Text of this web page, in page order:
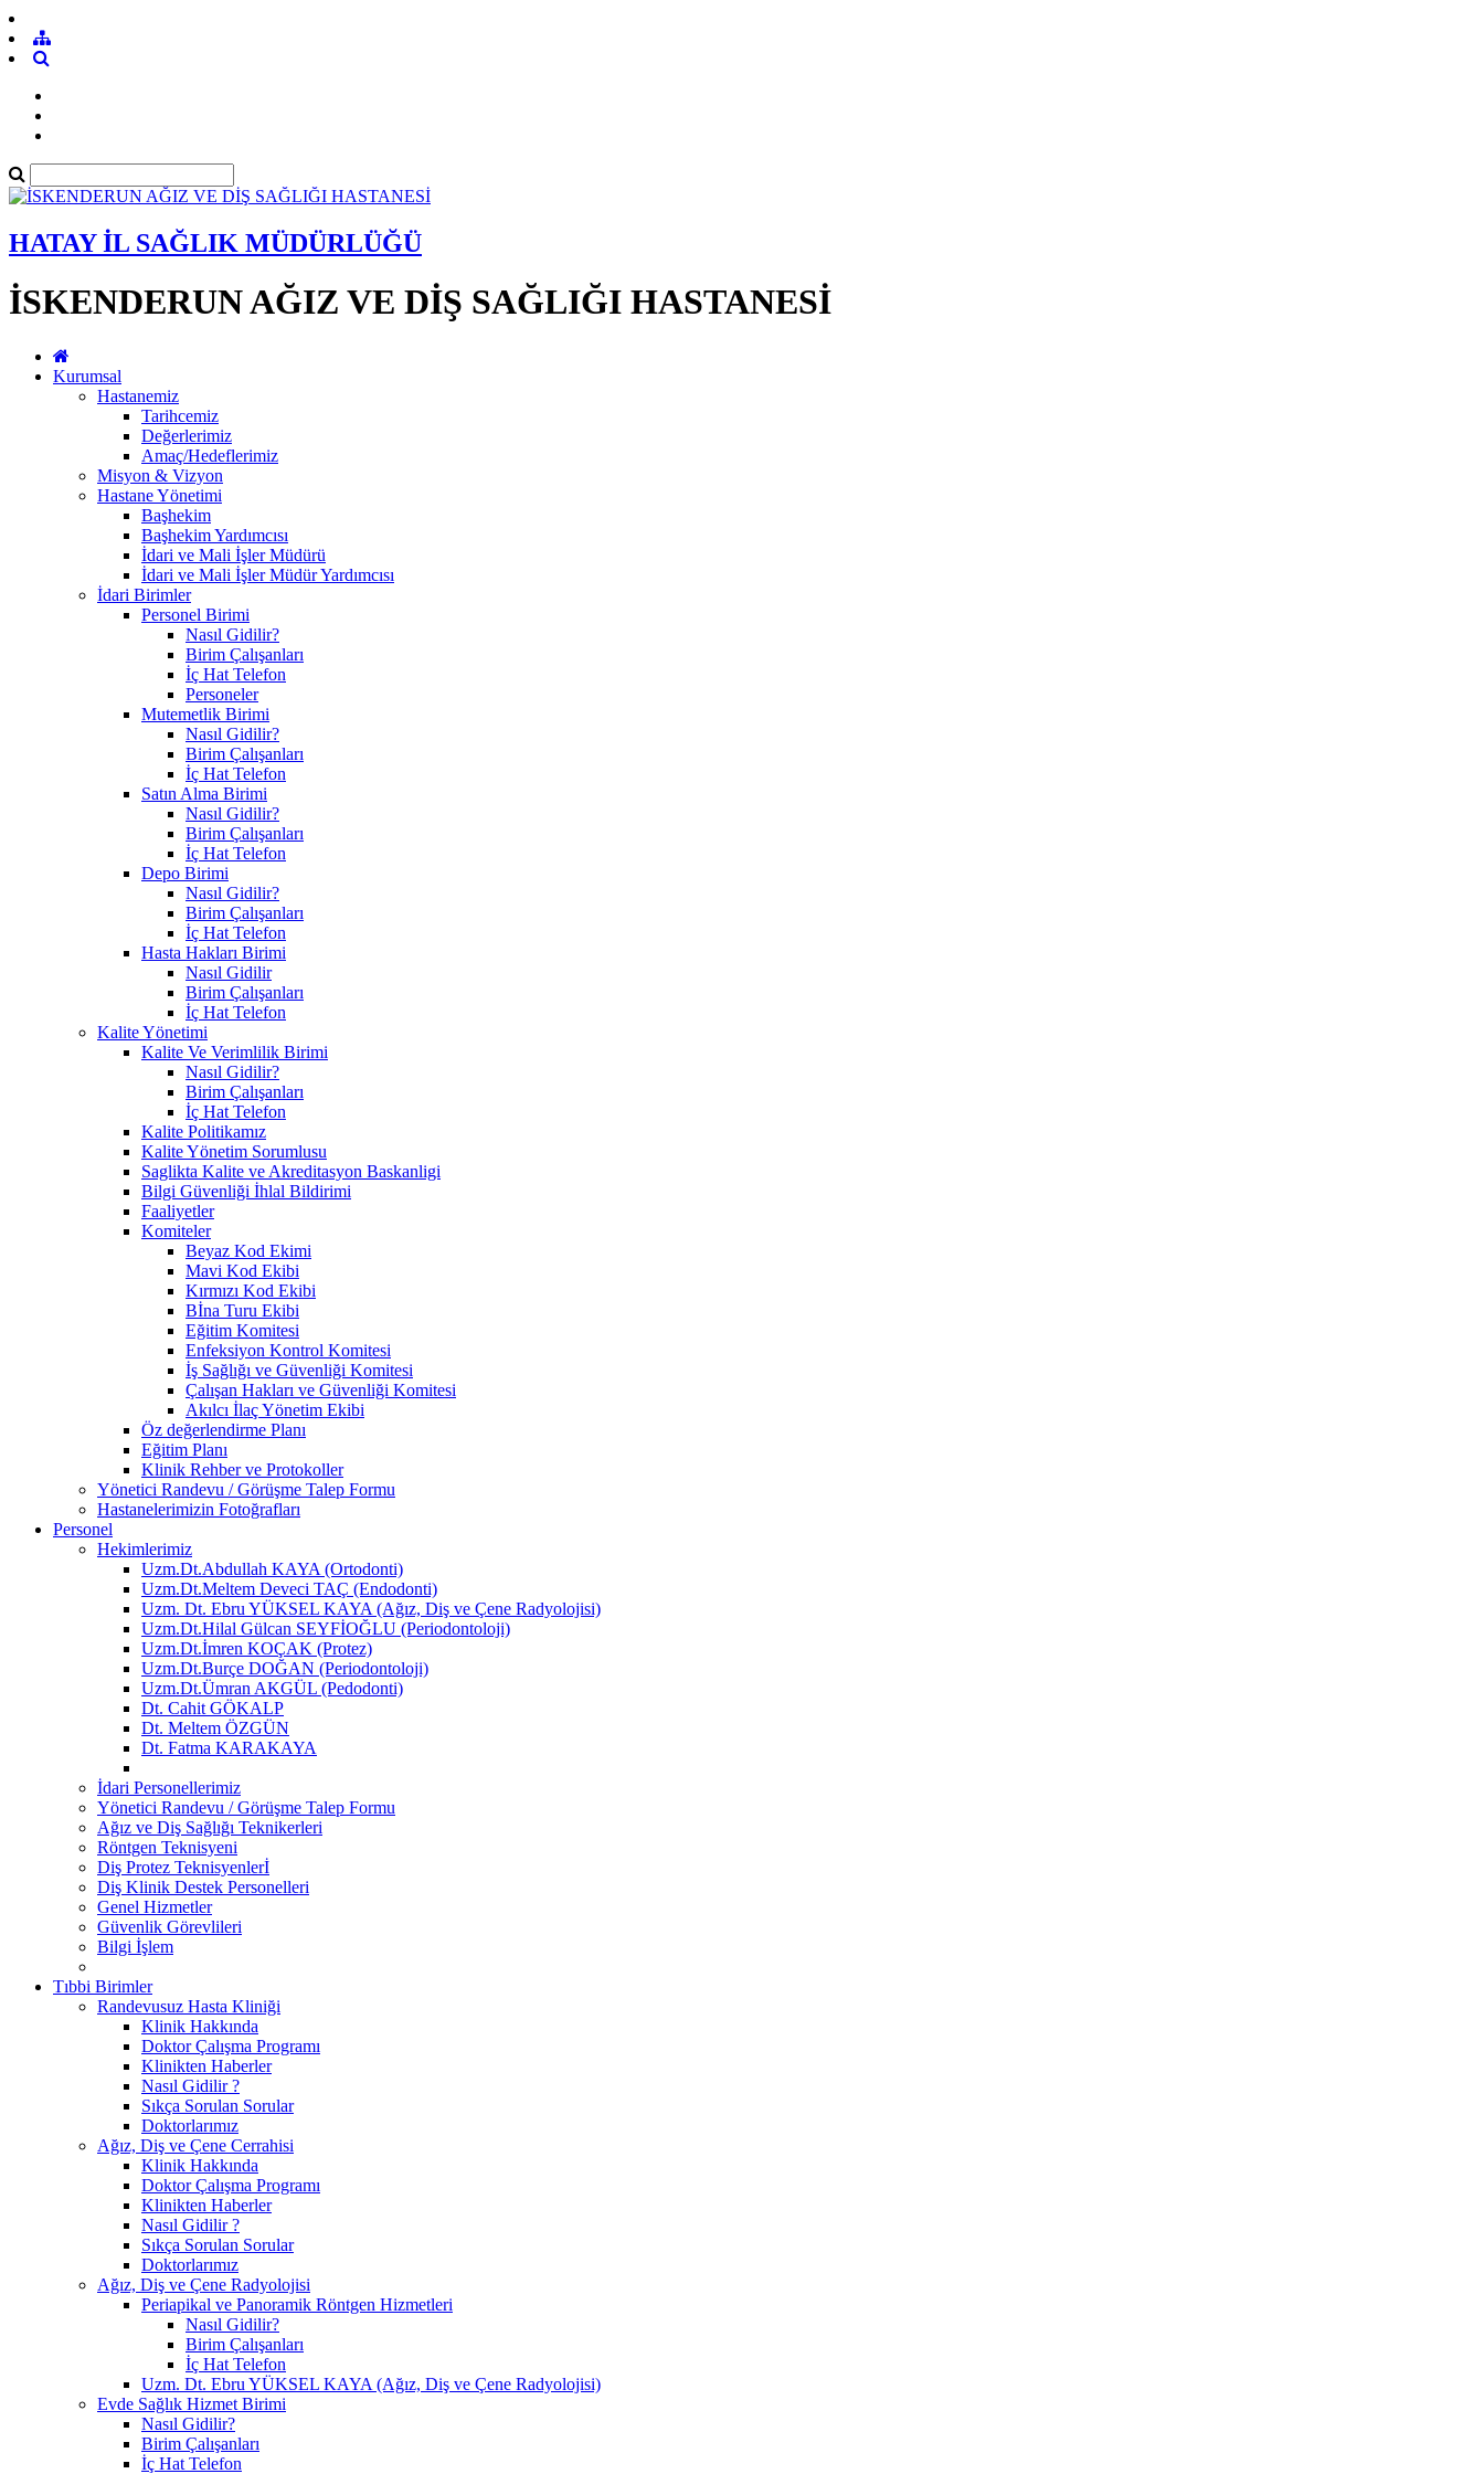
HATAY İL SAĞLIK MÜDÜRLÜĞÜ
İSKENDERUN AĞIZ VE DİŞ SAĞLIĞI HASTANESİ
Kurumsal
Hastanemiz
Tarihcemiz
Değerlerimiz
Amaç/Hedeflerimiz
Misyon & Vizyon
Hastane Yönetimi
Başhekim
Başhekim Yardımcısı
İdari ve Mali İşler Müdürü
İdari ve Mali İşler Müdür Yardımcısı
İdari Birimler
Personel Birimi
Nasıl Gidilir?
Birim Çalışanları
İç Hat Telefon
Personeler
Mutemetlik Birimi
Nasıl Gidilir?
Birim Çalışanları
İç Hat Telefon
Satın Alma Birimi
Nasıl Gidilir?
Birim Çalışanları
İç Hat Telefon
Depo Birimi
Nasıl Gidilir?
Birim Çalışanları
İç Hat Telefon
Hasta Hakları Birimi
Nasıl Gidilir
Birim Çalışanları
İç Hat Telefon
Kalite Yönetimi
Kalite Ve Verimlilik Birimi
Nasıl Gidilir?
Birim Çalışanları
İç Hat Telefon
Kalite Politikamız
Kalite Yönetim Sorumlusu
Saglikta Kalite ve Akreditasyon Baskanligi
Bilgi Güvenliği İhlal Bildirimi
Faaliyetler
Komiteler
Beyaz Kod Ekimi
Mavi Kod Ekibi
Kırmızı Kod Ekibi
Bİna Turu Ekibi
Eğitim Komitesi
Enfeksiyon Kontrol Komitesi
İş Sağlığı ve Güvenliği Komitesi
Çalışan Hakları ve Güvenliği Komitesi
Akılcı İlaç Yönetim Ekibi
Öz değerlendirme Planı
Eğitim Planı
Klinik Rehber ve Protokoller
Yönetici Randevu / Görüşme Talep Formu
Hastanelerimizin Fotoğrafları
Personel
Hekimlerimiz
Uzm.Dt.Abdullah KAYA (Ortodonti)
Uzm.Dt.Meltem Deveci TAÇ (Endodonti)
Uzm. Dt. Ebru YÜKSEL KAYA (Ağız, Diş ve Çene Radyolojisi)
Uzm.Dt.Hilal Gülcan SEYFİOĞLU (Periodontoloji)
Uzm.Dt.İmren KOÇAK (Protez)
Uzm.Dt.Burçe DOĞAN (Periodontoloji)
Uzm.Dt.Ümran AKGÜL (Pedodonti)
Dt. Cahit GÖKALP
Dt. Meltem ÖZGÜN
Dt. Fatma KARAKAYA
İdari Personellerimiz
Yönetici Randevu / Görüşme Talep Formu
Ağız ve Diş Sağlığı Teknikerleri
Röntgen Teknisyeni
Diş Protez Teknisyenlerİ
Diş Klinik Destek Personelleri
Genel Hizmetler
Güvenlik Görevlileri
Bilgi İşlem
Tıbbi Birimler
Randevusuz Hasta Kliniği
Klinik Hakkında
Doktor Çalışma Programı
Klinikten Haberler
Nasıl Gidilir ?
Sıkça Sorulan Sorular
Doktorlarımız
Ağız, Diş ve Çene Cerrahisi
Klinik Hakkında
Doktor Çalışma Programı
Klinikten Haberler
Nasıl Gidilir ?
Sıkça Sorulan Sorular
Doktorlarımız
Ağız, Diş ve Çene Radyolojisi
Periapikal ve Panoramik Röntgen Hizmetleri
Nasıl Gidilir?
Birim Çalışanları
İç Hat Telefon
Uzm. Dt. Ebru YÜKSEL KAYA (Ağız, Diş ve Çene Radyolojisi)
Evde Sağlık Hizmet Birimi
Nasıl Gidilir?
Birim Çalışanları
İç Hat Telefon